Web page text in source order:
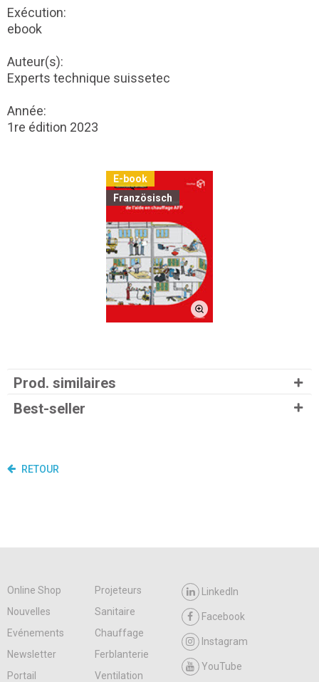
Exécution:
ebook
Auteur(s):
Experts technique suissetec
Année:
1re édition 2023
E-book
Französisch
Prod. similaires
Best-seller
RETOUR
Online Shop
Projeteurs
Nouvelles
Sanitaire
Evénements
Chauffage
Newsletter
Ferblanterie
Portail
Ventilation
LinkedIn
Facebook
Instagram
YouTube